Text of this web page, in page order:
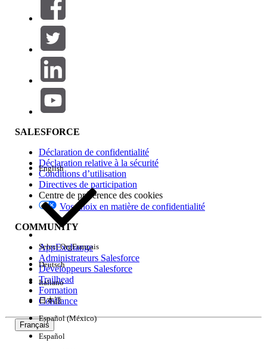
Filtres (0)
SÉLECTIONNER DES FILTRES
Gamme de produits
Impact des fonctionnalités
Edition
Expérience
SALESFORCE
Déclaration de confidentialité
Déclaration relative à la sécurité
Conditions d’utilisation
Directives de participation
Centre de préférence des cookies
Vos choix en matière de confidentialité
COMMUNITY
AppExchange
Administrateurs Salesforce
Développeurs Salesforce
Trailhead
Formation
Confiance
Français
English
Select OrgFrançais
Deutsch
Italiano
日本語
Español (México)
Español